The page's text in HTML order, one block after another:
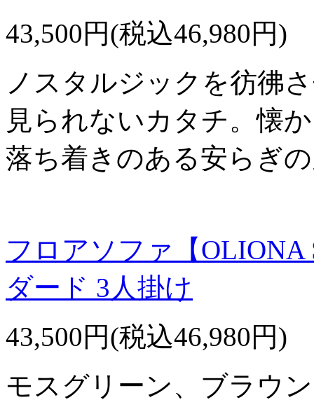
43,500円(税込46,980円)
ノスタルジックを彷彿
見られないカタチ。懐
落ち着きのある安らぎ
フロアソファ【OLIONA
ダード 3人掛け
43,500円(税込46,980円)
モスグリーン、ブラウ